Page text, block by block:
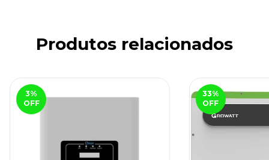
Produtos relacionados
3%
OFF
33%
OFF